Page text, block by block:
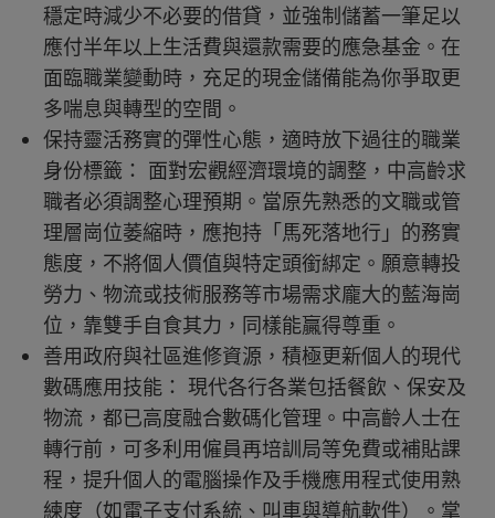
穩定時減少不必要的借貸，並強制儲蓄一筆足以
應付半年以上生活費與還款需要的應急基金。在
面臨職業變動時，充足的現金儲備能為你爭取更
多喘息與轉型的空間。
保持靈活務實的彈性心態，適時放下過往的職業
身份標籤： 面對宏觀經濟環境的調整，中高齡求
職者必須調整心理預期。當原先熟悉的文職或管
理層崗位萎縮時，應抱持「馬死落地行」的務實
態度，不將個人價值與特定頭銜綁定。願意轉投
勞力、物流或技術服務等市場需求龐大的藍海崗
位，靠雙手自食其力，同樣能贏得尊重。
善用政府與社區進修資源，積極更新個人的現代
數碼應用技能： 現代各行各業包括餐飲、保安及
物流，都已高度融合數碼化管理。中高齡人士在
轉行前，可多利用僱員再培訓局等免費或補貼課
程，提升個人的電腦操作及手機應用程式使用熟
練度（如電子支付系統、叫車與導航軟件）。掌